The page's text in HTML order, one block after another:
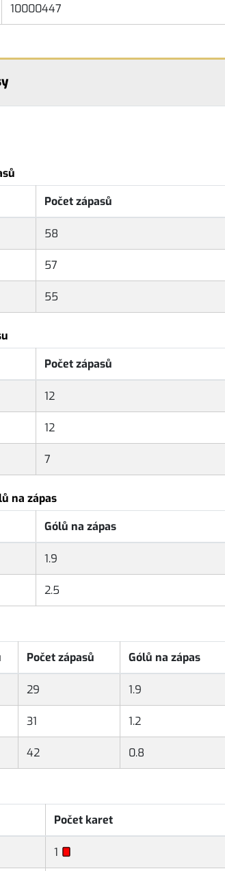
10000447
Počet zápasů
58
57
55
Počet zápasů
12
12
7
na zápas
Gólů na zápas
1.9
2.5
Počet zápasů Gólů na zápas
29 1.9
31 1.2
42 0.8
Počet karet
1